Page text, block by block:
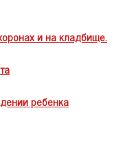
и на кладбище.
ребенка